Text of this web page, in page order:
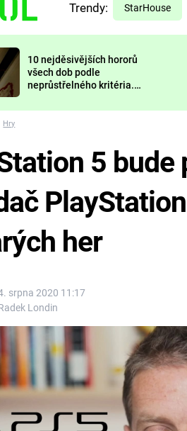
PREDÁTOR
Trendy: StarHouse
10 nejděsivějších hororů
všech dob podle
neprůstřelného kritéria.
nejvíc zvednou tep?
Hry
srpna 2020 11:17
Londin
5 bude
her